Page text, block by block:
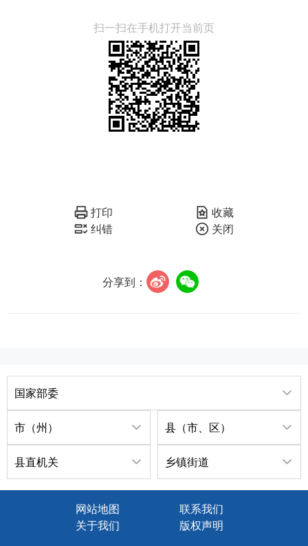
扫一扫在手机打开当前页
打印
收藏
纠错
关闭
分享到：
国家部委
市（州） 县（市、区）
县直机关 乡镇街道
网站地图
联系我们
关于我们
版权声明